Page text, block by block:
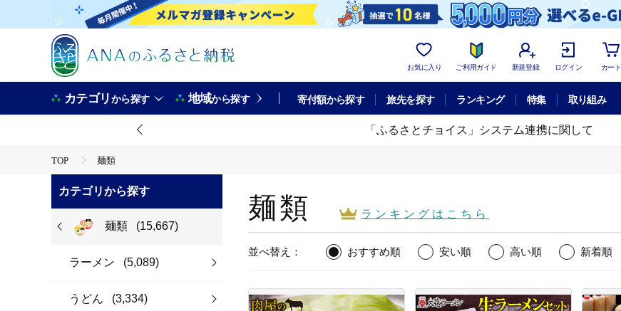
お気に入り ご利用ガイド 新規登録 ログイン カート
カテゴリから探す 地域から探す 寄付額から探す 旅先を探す ランキング 特集 取り組み
「ふるさとチョイス」システム連携に関して
TOP 麺類
カテゴリから探す
麺類 (15,667)
ラーメン (5,089)
うどん (3,334)
麺類 ランキング はこちら
並べ替え： おすすめ順 安い順 高い順 新着順